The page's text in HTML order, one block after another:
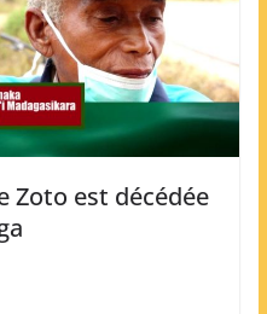
Zoto est décédée